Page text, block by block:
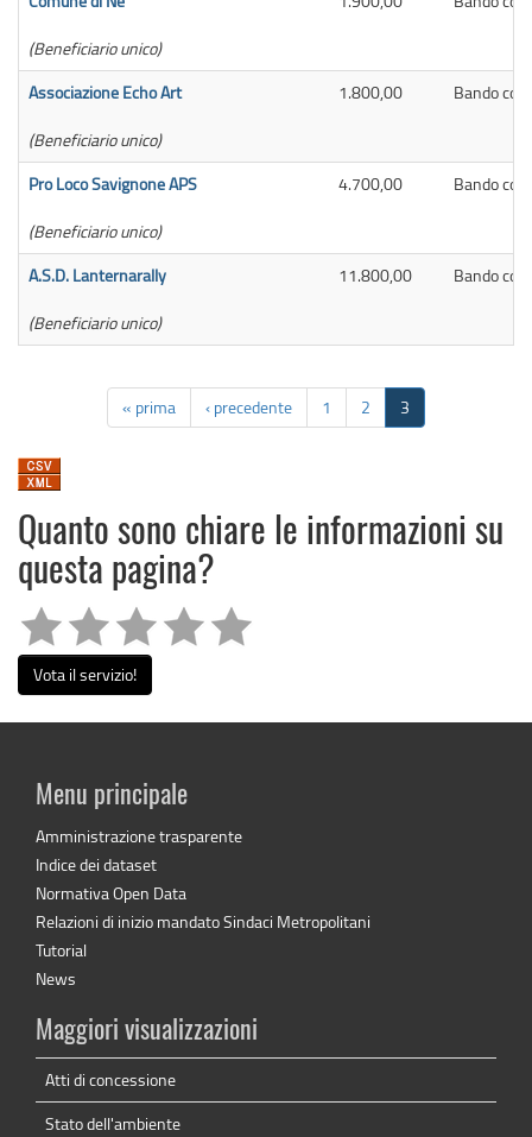
(Beneficiario unico)
Associazione Echo Art
(Beneficiario unico)
1.800,00 Bando
Pro Loco Savignone APS
(Beneficiario unico)
4.700,00 Bando
A.S.D. Lanternarally
(Beneficiario unico)
11.800,00 Bando
« prima ‹ precedente 1 2 3
Quanto sono chiare le informazioni su
questa pagina?
Vota il servizio!
Menu principale
Amministrazione trasparente
Indice dei dataset
Normativa Open Data
Relazioni di inizio mandato Sindaci Metropolitani
Tutorial
News
Maggiori visualizzazioni
Atti di concessione
Stato dell'ambiente